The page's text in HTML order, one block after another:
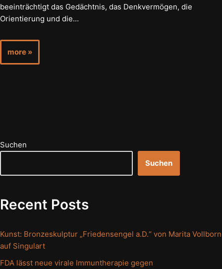
beeinträchtigt das Gedächtnis, das Denkvermögen, die
Orientierung und die…
more »
Suchen
Suchen
Recent Posts
Kunst: Bronzeskulptur „Friedensengel a.D.“ von Marita Vollborn
auf Singulart
FDA lässt neue virale Immuntherapie gegen